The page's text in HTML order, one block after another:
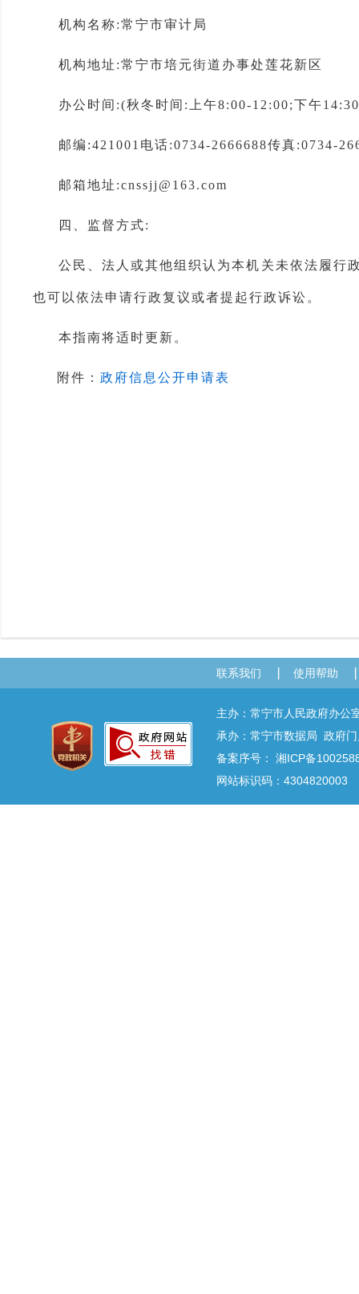
机构名称:常宁市审计局
机构地址:常宁市培元街道办事处莲花新区
办公时间:(秋冬时间:上午8:00-12:00;下午
邮编:421001电话:0734-2666688传真:0734-
邮箱地址:cnssjj@163.com
四、监督方式:
公民、法人或其他组织认为本机关未依法履行
也可以依法申请行政复议或者提起行政诉讼。
本指南将适时更新。
附件： 政府信息公开申请表
联系我们 使用帮助
主办：常宁市人民政府办
承办：常宁市数据局 政府
备案序号： 湘ICP备
网站标识码：